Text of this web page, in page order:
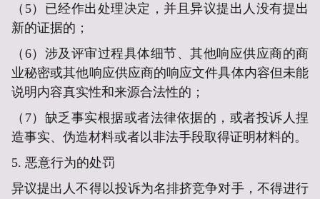
（5）已经作出处理决定，并且异议提出人没有提出
新的证据的；
（6）涉及 评审过程具体细节、其他响应供应商的商
业秘密或其他响应供应商的响应文件具体内容但未能
说明内容真实性和来源合法性的；
（7）缺乏事实根据或者法律依据的，或者投诉人捏
造事实、伪造材料或者以非法手段取得证明材料的。
5. 恶意行为的处罚
异议提出人不得以投诉为名排挤竞争对手，不得进行